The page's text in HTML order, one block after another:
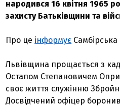
народився 16 квітня 1965
захисту Батьківщини та
Про це інформує Самбірська
Львівщина прощається з
Остапом Степановичем
своє життя служінню
Досвідчений офіцер